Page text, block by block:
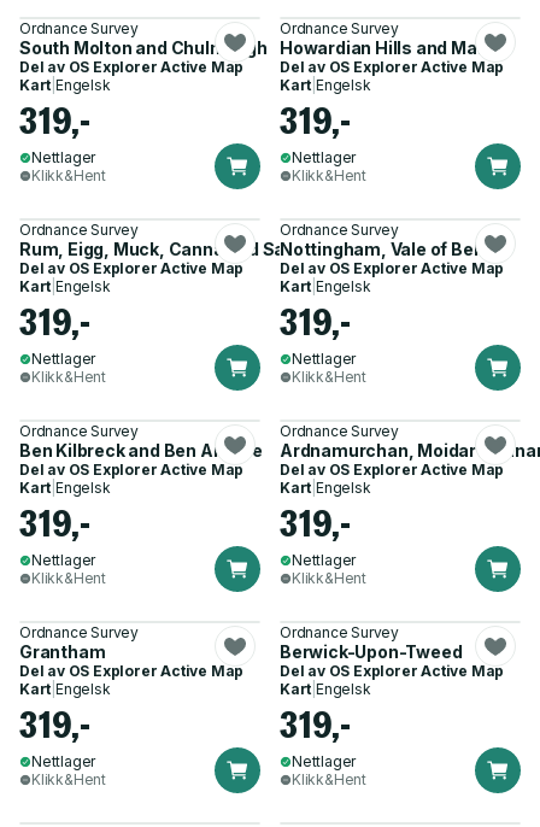
Ordnance Survey
South Molton and Chulmleigh
Del av OS Explorer Active Map
Kart |Engelsk
319,-
Nettlager
Klikk&Hent
Ordnance Survey
Howardian Hills and Malton
Del av OS Explorer Active Map
Kart |Engelsk
319,-
Nettlager
Klikk&Hent
Ordnance Survey
Rum, Eigg, Muck, Canna and Sanday
Del av OS Explorer Active Map
Kart |Engelsk
319,-
Nettlager
Klikk&Hent
Ordnance Survey
Nottingham, Vale of Belvoir
Del av OS Explorer Active Map
Kart |Engelsk
319,-
Nettlager
Klikk&Hent
Ordnance Survey
Ben Kilbreck and Ben Armine
Del av OS Explorer Active Map
Kart |Engelsk
319,-
Nettlager
Klikk&Hent
Ordnance Survey
Ardnamurchan, Moidart,
Del av OS Explorer Active Map
Kart |Engelsk
319,-
Nettlager
Klikk&Hent
Ordnance Survey
Grantham
Del av OS Explorer Active Map
Kart |Engelsk
319,-
Nettlager
Klikk&Hent
Ordnance Survey
Berwick-Upon-Tweed
Del av OS Explorer Active Map
Kart |Engelsk
319,-
Nettlager
Klikk&Hent